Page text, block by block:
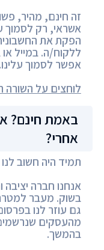
זה חינם, מהיר,
אשראי, רק לסמוך
הפקת את
ללקוח/ה. במייל
אפשר לסמוך עלינו.
לוחצים על השורה
באמת חינם?
אחרי?
תמיד היה חשוב
אנחנו חברה יציבה
בשוק. מעבר
גם עוזר לנו
מהעסקים
בהמשך.